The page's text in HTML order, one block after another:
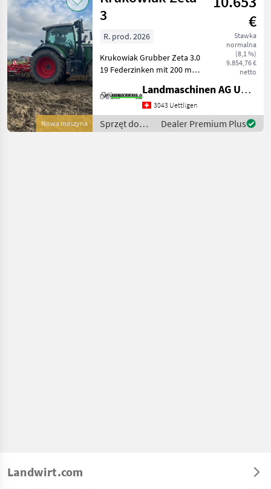
Nowa maszyna
3
€
Stawka
normalna
(8,1 %)
9.854,76 €
netto
R. prod. 2026
Krukowiak Grubber Zeta 3.0
19 Federzinken mit 200 mm
Überschnitt Ausgerüstet
mit Rohrstabwalze und
Nachstriegel, Warntafeln
und Beleuchtungsa
Landmaschinen AG Uettligen
3043 Uettligen
Sprzęt do
uprawy roli /
Dealer Premium Plus
Landwirt.com